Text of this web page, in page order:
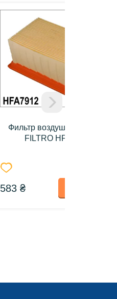
Фильтр воздушный HIFLO
FILTRO HFA7912
583 ₴